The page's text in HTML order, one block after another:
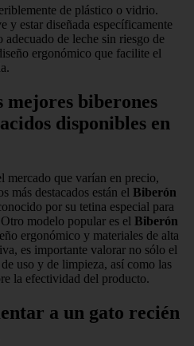
de plástico o vidrio.
y estar diseñada específicamente
de leche sin riesgo de
ergonómico que facilite el
mejores biberones
disponibles en
mercado que varían en precio,
más destacados están el Biberón
por su tetina especial para
modelo popular es el Biberón
ergonómico y materiales de alta
es importante valorar no sólo el
uso y de limpieza, así como las
la efectividad del producto.
a un gato recién